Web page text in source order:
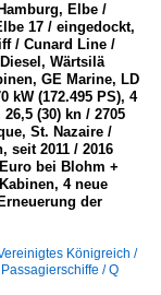
Elbe /
17 / eingedockt,
/ Cunard Line /
Wärtsilä
GE Marine, LD
kW (172.495 PS), 4
(30) kn / 2705
St. Nazaire /
seit 2011 / 2016
bei Blohm +
4 neue
der
Königreich /
/ Q